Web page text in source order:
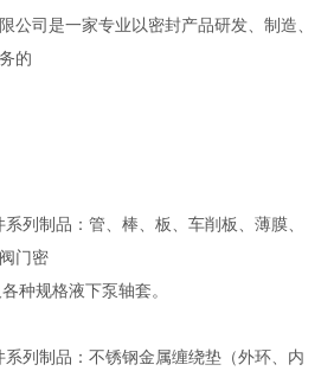
公司是一家专业以密封产品研发、制造、
的
列制品：管、棒、板、车削板、薄膜、
门密
种规格液下泵轴套。
列制品：不锈钢金属缠绕垫（外环、内